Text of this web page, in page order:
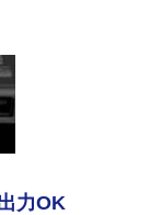
力OK